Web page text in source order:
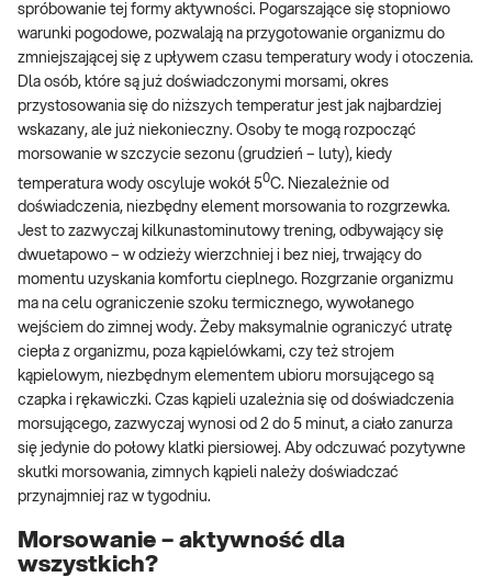
spróbowanie tej formy aktywności. Pogarszające się stopniowo
warunki pogodowe, pozwalają na przygotowanie organizmu do
zmniejszającej się z upływem czasu temperatury wody i otoczenia.
Dla osób, które są już doświadczonymi morsami, okres
przystosowania się do niższych temperatur jest jak najbardziej
wskazany, ale już niekonieczny. Osoby te mogą rozpocząć
morsowanie w szczycie sezonu (grudzień – luty), kiedy
temperatura wody oscyluje wokół 50C. Niezależnie od
doświadczenia, niezbędny element morsowania to rozgrzewka.
Jest to zazwyczaj kilkunastominutowy trening, odbywający się
dwuetapowo – w odzieży wierzchniej i bez niej, trwający do
momentu uzyskania komfortu cieplnego. Rozgrzanie organizmu
ma na celu ograniczenie szoku termicznego, wywołanego
wejściem do zimnej wody. Żeby maksymalnie ograniczyć utratę
ciepła z organizmu, poza kąpielówkami, czy też strojem
kąpielowym, niezbędnym elementem ubioru morsującego są
czapka i rękawiczki. Czas kąpieli uzależnia się od doświadczenia
morsującego, zazwyczaj wynosi od 2 do 5 minut, a ciało zanurza
się jedynie do połowy klatki piersiowej. Aby odczuwać pozytywne
skutki morsowania, zimnych kąpieli należy doświadczać
przynajmniej raz w tygodniu.
Morsowanie – aktywność dla
wszystkich?